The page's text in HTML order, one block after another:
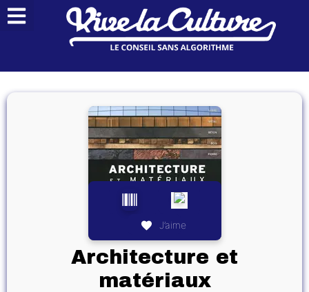
J’aime
Architecture et
matériaux